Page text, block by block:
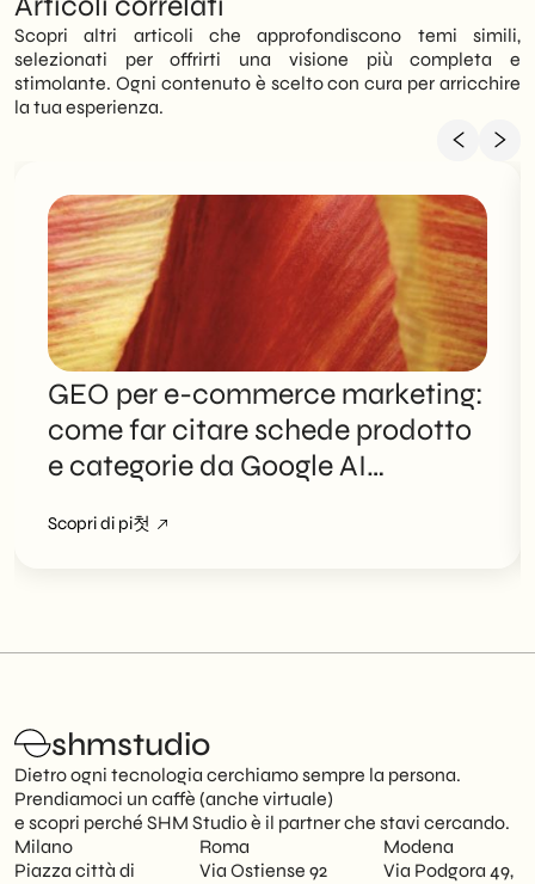
Scopri altri articoli che approfondiscono temi simili,
selezionati per offrirti una visione più completa e
stimolante. Ogni contenuto è scelto con cura per arricchire
la tua esperienza.
GEO per e-commerce marketing:
come far citare schede prodotto
e categorie da Google AI
Scopri di pi첫
shmstudio
Dietro ogni tecnologia cerchiamo sempre la persona.
Prendiamoci un caffè (anche virtuale)
e scopri perché SHM Studio è il partner che stavi cercando.
Milano
Piazza città di
Roma
Via Ostiense 92
Modena
Via Podgora 49,